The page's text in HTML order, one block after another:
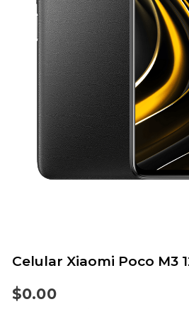
Celular Xiaomi Poco M3
$0.00